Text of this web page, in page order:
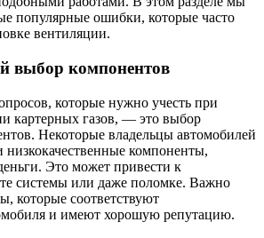
популярные ошибки, которые часто
вентиляции.
выбор компонентов
которые нужно учесть при
картерных газов, — это выбор
Некоторые владельцы автомобилей
компоненты,
Это может привести к
системы или даже поломке. Важно
которые соответствуют
и имеют хорошую репутацию.